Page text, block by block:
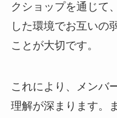
クショップを通じて
した環境でお互いの
ことが大切です。
これにより、メンバ
理解が深まります。